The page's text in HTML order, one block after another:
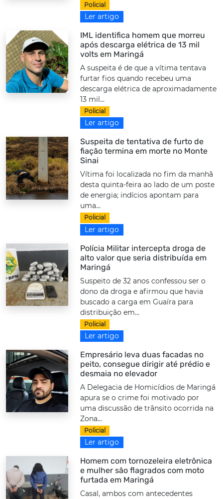
Policial
Ler artigo
IML identifica homem que morreu
após descarga elétrica de 13 mil
volts em Maringá
A suspeita é de que a vítima tentava
furtar fios quando recebeu uma
descarga elétrica de aproximadamente
13 mil...
Policial
Ler artigo
Suspeita de tentativa de furto de
fiação termina em morte no Monte
Sinai
Vítima foi localizada no fim da manhã
desta quinta-feira ao lado de um poste
de energia; indícios apontam para
uma...
Policial
Ler artigo
Polícia Militar intercepta droga de
alto valor que seria distribuída em
Maringá
Suspeito de 32 anos confessou ser o
dono da droga e afirmou que havia
buscado a carga em Guaíra para
distribuição em...
Policial
Ler artigo
Empresário leva duas facadas no
peito, consegue dirigir até prédio e
desmaia no elevador
A Delegacia de Homicídios de Maringá
apura se o crime foi motivado por
uma discussão de trânsito ocorrida na
Zona...
Policial
Ler artigo
Homem com tornozeleira eletrônica
e mulher são flagrados com moto
furtada em Maringá
Casal, ambos com antecedentes